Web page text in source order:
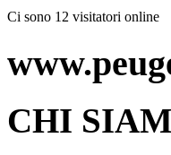
Ci sono 12 visitatori online
CHI